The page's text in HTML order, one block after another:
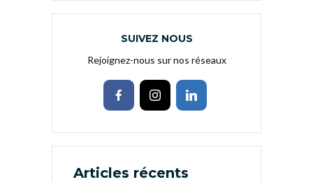
SUIVEZ NOUS
Rejoignez-nous sur nos réseaux
Articles récents